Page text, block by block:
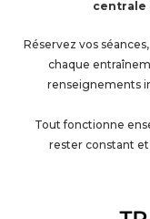
centrale
Réservez vos
chaque
renseignements
Tout fonctionne
rester constant